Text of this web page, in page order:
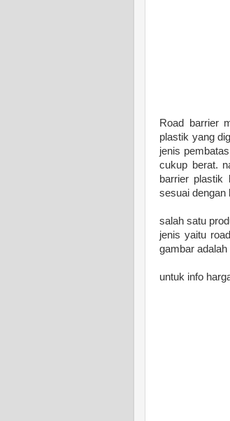
Road barrier
plastik yang
jenis
cukup berat.
barrier plastik
sesuai dengan
salah satu
jenis yaitu
gambar
untuk info